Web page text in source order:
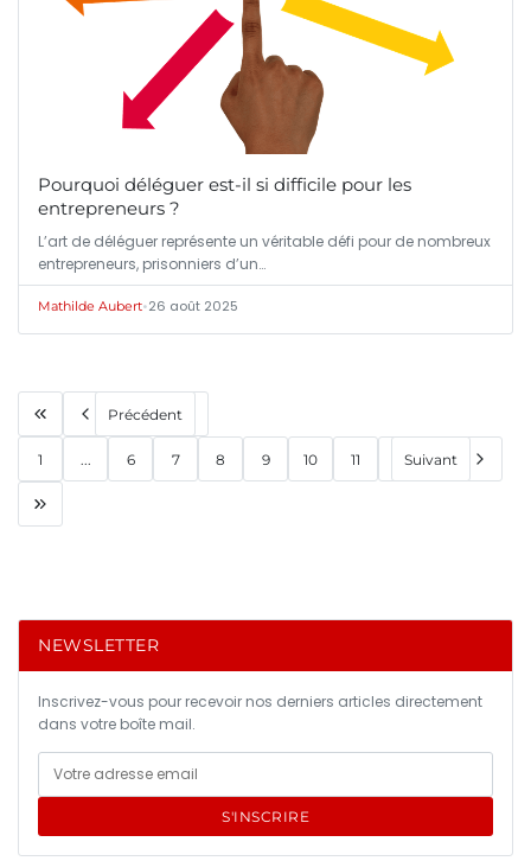
Pourquoi déléguer est-il si difficile pour les
entrepreneurs ?
L’art de déléguer représente un véritable défi pour de nombreux
entrepreneurs, prisonniers d’un…
Mathilde Aubert•26 août 2025
Précédent
1 ... 6 7 8 9 10 11 Suivant
NEWSLETTER
Inscrivez-vous pour recevoir nos derniers articles directement
dans votre boîte mail.
S'INSCRIRE